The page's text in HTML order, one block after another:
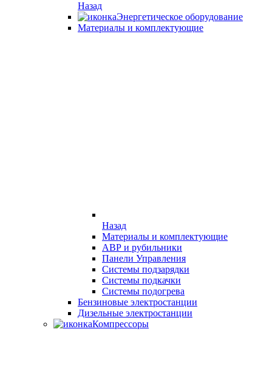
Назад
Энергетическое оборудование
Материалы и комплектующие
Назад
Материалы и комплектующие
АВР и рубильники
Панели Управления
Системы подзарядки
Системы подкачки
Системы подогрева
Бензиновые электростанции
Дизельные электростанции
Компрессоры